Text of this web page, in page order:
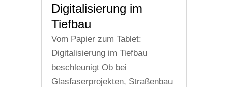
Digitalisierung im
Tiefbau
Vom Papier zum Tablet:
Digitalisierung im Tiefbau
beschleunigt Ob bei
Glasfaserprojekten, Straßenbau